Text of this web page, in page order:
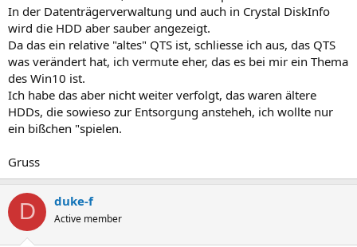
In der Datenträgerverwaltung und auch in Crystal DiskInfo
wird die HDD aber sauber angezeigt.
Da das ein relative "altes" QTS ist, schliesse ich aus, das QTS
was verändert hat, ich vermute eher, das es bei mir ein Thema
des Win10 ist.
Ich habe das aber nicht weiter verfolgt, das waren ältere
HDDs, die sowieso zur Entsorgung ansteheh, ich wollte nur
ein bißchen "spielen.
Gruss
D duke-f
Active member